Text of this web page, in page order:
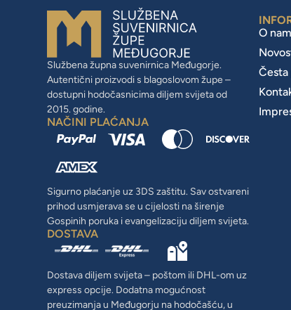
Službena župna suvenirnica Međugorje.
Autentični proizvodi s blagoslovom župe –
dostupni hodočasnicima diljem svijeta od
2015. godine.
NAČINI PLAĆANJA
Sigurno plaćanje uz 3DS zaštitu. Sav ostvareni
prihod usmjerava se u cijelosti na širenje
Gospinih poruka i evangelizaciju diljem svijeta.
DOSTAVA
Dostava diljem svijeta – poštom ili DHL-om uz
express opcije. Dodatna mogućnost
preuzimanja u Međugorju na hodočašću, u
O